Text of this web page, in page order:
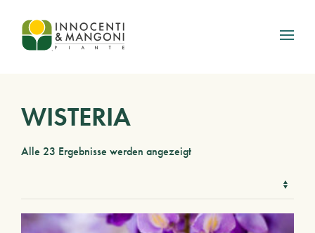
Skip to main content
WISTERIA
Alle 23 Ergebnisse werden angezeigt